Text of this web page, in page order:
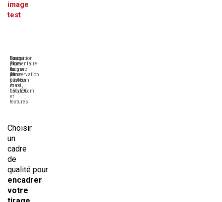
image
test
Tirage
Pigmentaire
longue
conservation
Sur
plus
de
20
papiers
mats,
barytés
et
texturés
Format
sur-
mesure
de
10x10cm
à
150x290cm
Expédition
sous
6
jours
ouvrés
maxi
Choisir
un
cadre
de
qualité pour
encadrer
votre